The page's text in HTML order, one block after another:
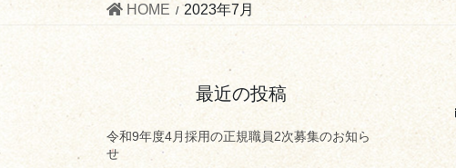
HOME 2023年7月
最近の投稿
令和9年度4月採用の正規職員2次募集のお知ら
せ